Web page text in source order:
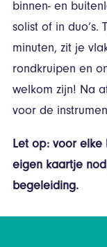
binnen- en
solist of in duo’s.
minuten, zit je
rondkruipen en
welkom zijn! Na
voor de
Let op: voor elke
eigen kaartje
begeleiding.